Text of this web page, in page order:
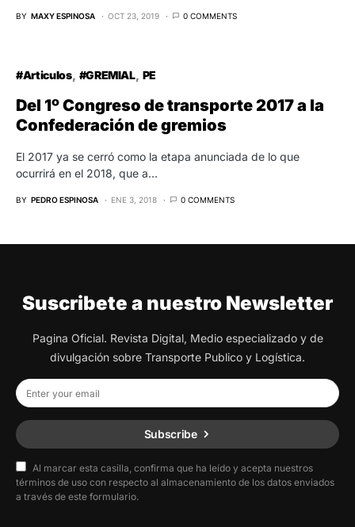
BY MAXY ESPINOSA OCT 23, 2019 0 COMMENTS
#Articulos #GREMIAL PE
Del 1º Congreso de transporte 2017 a la
Confederación de gremios
El 2017 ya se cerró como la etapa anunciada de lo que
ocurrirá en el 2018, que a…
BY PEDRO ESPINOSA ENE 3, 2018 0 COMMENTS
Suscribete a nuestro Newsletter
Pagina Oficial. Revista Digital, Medio especializado y de
divulgación sobre Transporte Publico y Logística.
Subscribe
Al marcar esta casilla, confirma que ha leído y acepta nuestros
términos de uso con respecto al almacenamiento de los datos enviados
a través de este formulario.